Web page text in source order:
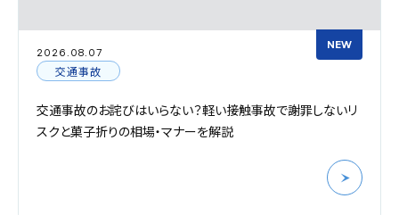
2026.08.07
NEW
交通事故
交通事故のお詫びはいらない？軽い接触事故で謝罪しないリ
スクと菓子折りの相場・マナーを解説